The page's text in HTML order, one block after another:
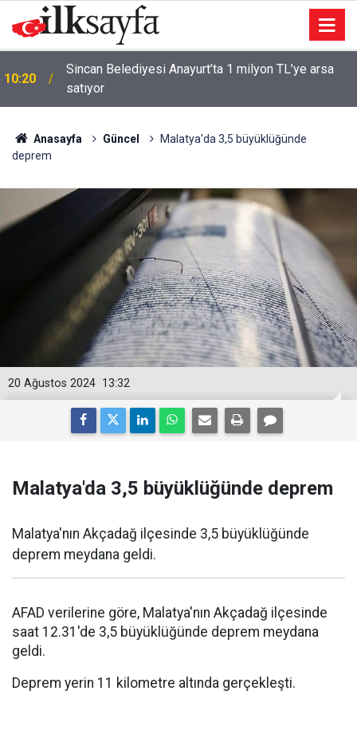
10:20
Sincan Belediyesi Anayurt’ta 1 milyon TL’ye arsa
satıyor
Anasayfa Güncel
Malatya'da 3,5 büyüklüğünde
deprem
13:32
20 Ağustos 2024
Malatya'da 3,5 büyüklüğünde deprem
Malatya'nın Akçadağ ilçesinde 3,5 büyüklüğünde
deprem meydana geldi.
AFAD verilerine göre, Malatya'nın Akçadağ ilçesinde
saat 12.31'de 3,5 büyüklüğünde deprem meydana
geldi.
Deprem yerin 11 kilometre altında gerçekleşti.